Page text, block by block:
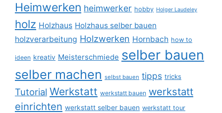
Heimwerken heimwerker hobby Holger Laudeley
holz Holzhaus Holzhaus selber bauen
holzverarbeitung Holzwerken Hornbach how to
ideen kreativ Meisterschmiede selber bauen
selber machen selbst bauen tipps tricks
Tutorial Werkstatt werkstatt bauen werkstatt
einrichten werkstatt selber bauen werkstatt tour